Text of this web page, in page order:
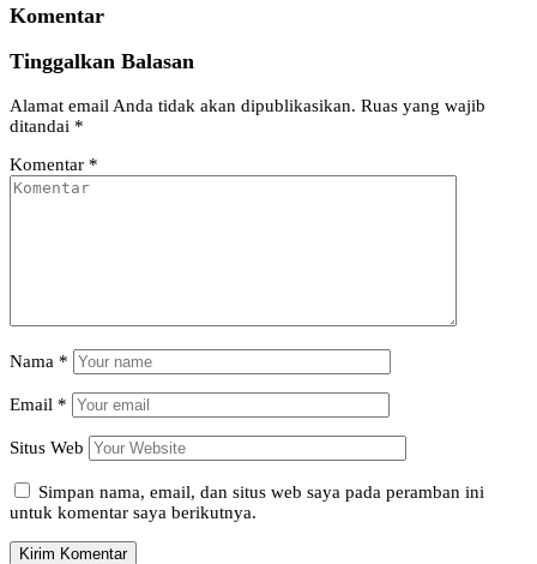
Komentar
Tinggalkan Balasan
Alamat email Anda tidak akan dipublikasikan. Ruas yang wajib
ditandai *
Komentar *
Nama *
Email *
Situs Web
Simpan nama, email, dan situs web saya pada peramban ini
untuk komentar saya berikutnya.